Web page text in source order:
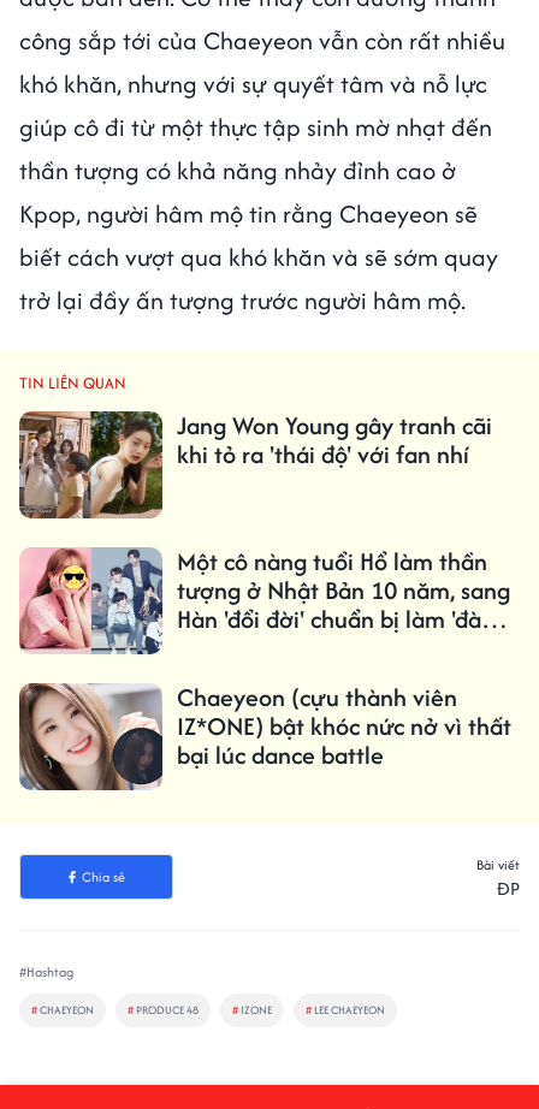
công sắp tới của Chaeyeon vẫn còn rất nhiều
khó khăn, nhưng với sự quyết tâm và nỗ lực
giúp cô đi từ một thực tập sinh mờ nhạt đến
thần tượng có khả năng nhảy đỉnh cao ở
Kpop, người hâm mộ tin rằng Chaeyeon sẽ
biết cách vượt qua khó khăn và sẽ sớm quay
trở lại đầy ấn tượng trước người hâm mộ.
TIN LIÊN QUAN
Jang Won Young gây tranh cãi
khi tỏ ra 'thái độ' với fan nhí
Một cô nàng tuổi Hổ làm thần
tượng ở Nhật Bản 10 năm, sang
Hàn 'đổi đời' chuẩn bị làm 'đàn
Chaeyeon (cựu thành viên
IZ*ONE) bật khóc nức nở vì thất
bại lúc dance battle
Chia sẻ
Bài viết
ĐP
#Hashtag
#CHAEYEON # PRODUCE 48 # IZONE # LEE CHAEYEON